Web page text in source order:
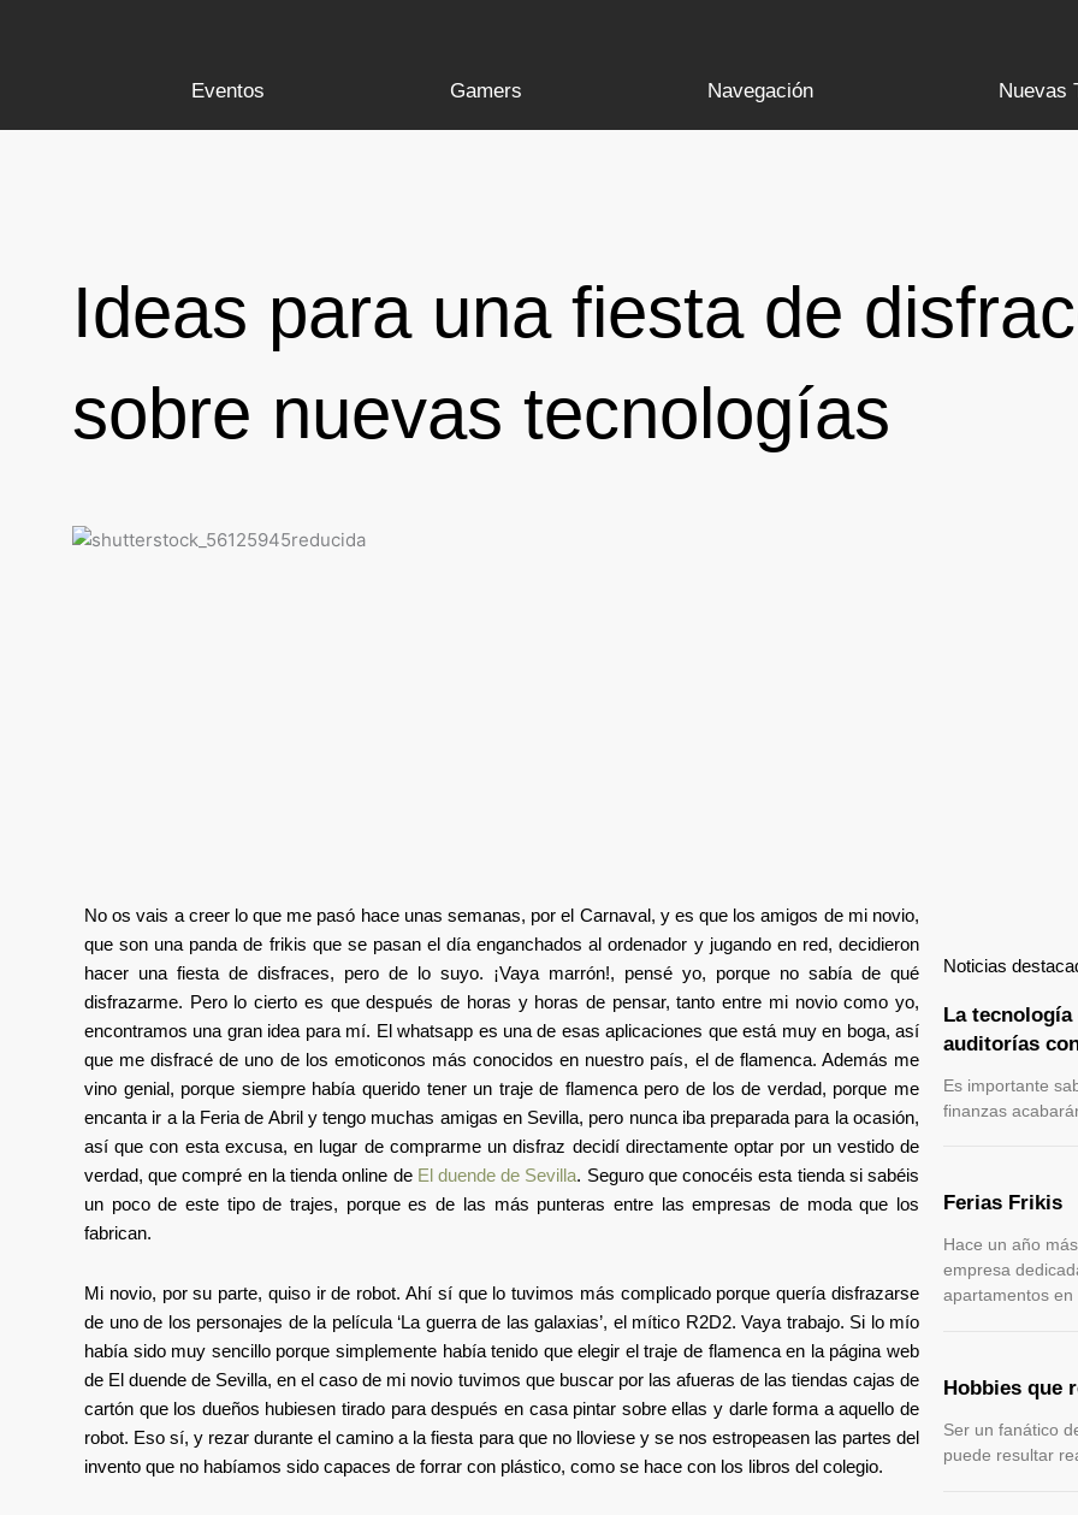
Eventos
Gamers Navegación Nuevas
Ideas para una fiesta de
sobre nuevas tecnologías
No os vais a creer lo que me pasó hace unas semanas, por el Carnaval, y es que los amigos de mi novio,
que son una panda de frikis que se pasan el día enganchados al ordenador y jugando en red, decidieron
hacer una fiesta de disfraces, pero de lo suyo. ¡Vaya marrón!, pensé yo, porque no sabía de qué
disfrazarme. Pero lo cierto es que después de horas y horas de pensar, tanto entre mi novio como yo,
encontramos una gran idea para mí. El whatsapp es una de esas aplicaciones que está muy en boga, así
que me disfracé de uno de los emoticonos más conocidos en nuestro país, el de flamenca. Además me
vino genial, porque siempre había querido tener un traje de flamenca pero de los de verdad, porque me
encanta ir a la Feria de Abril y tengo muchas amigas en Sevilla, pero nunca iba preparada para la ocasión,
así que con esta excusa, en lugar de comprarme un disfraz decidí directamente optar por un vestido de
verdad, que compré en la tienda online de El duende de Sevilla. Seguro que conocéis esta tienda si sabéis
un poco de este tipo de trajes, porque es de las más punteras entre las empresas de moda que los
fabrican.
Mi novio, por su parte, quiso ir de robot. Ahí sí que lo tuvimos más complicado porque quería disfrazarse
de uno de los personajes de la película ‘La guerra de las galaxias’, el mítico R2D2. Vaya trabajo. Si lo mío
había sido muy sencillo porque simplemente había tenido que elegir el traje de flamenca en la página web
de El duende de Sevilla, en el caso de mi novio tuvimos que buscar por las afueras de las tiendas cajas de
cartón que los dueños hubiesen tirado para después en casa pintar sobre ellas y darle forma a aquello de
robot. Eso sí, y rezar durante el camino a la fiesta para que no lloviese y se nos estropeasen las partes del
invento que no habíamos sido capaces de forrar con plástico, como se hace con los libros del colegio.
Noticias
La tecnología
auditorías
Es importante
finanzas
Ferias Frikis
Hace un año
empresa
apartamentos en
Hobbies que
Ser un fanático
puede resultar